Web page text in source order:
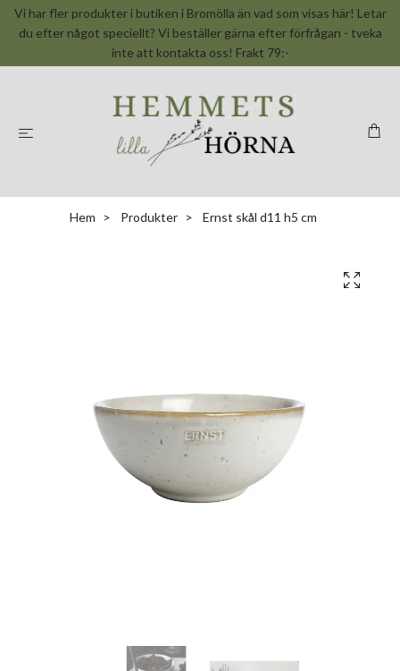
Vi har fler produkter i butiken i Bromölla än vad som visas här! Letar
du efter något speciellt? Vi beställer gärna efter förfrågan - tveka
inte att kontakta oss! Frakt 79:-
Hem Produkter Ernst skål d11 h5 cm